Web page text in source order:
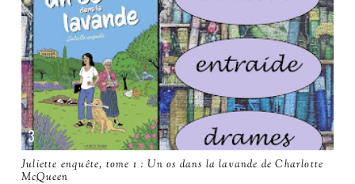
Juliette enquête, tome 1 : Un os dans la lavande de Charlotte
McQueen